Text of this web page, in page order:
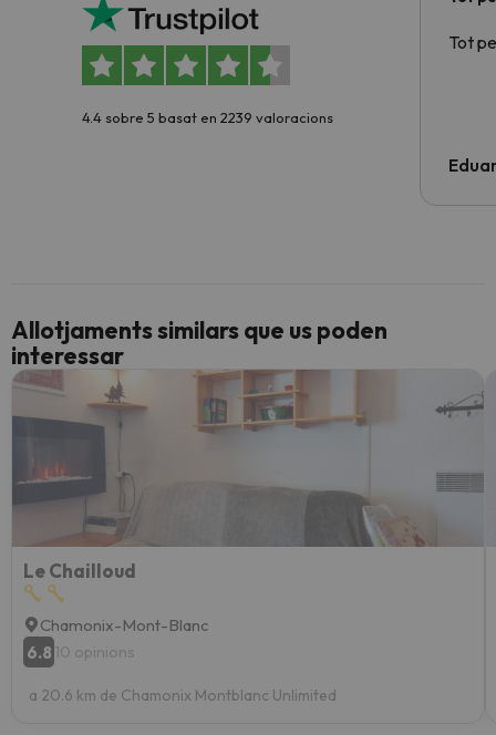
4.4 sobre 5 basat en 2239 valoracions
Tot
Allotjaments similars que us poden
interessar
Le Chailloud
Chamonix-Mont-Blanc
6.8 10 opinions
a 20.6 km de Chamonix Montblanc Unlimited